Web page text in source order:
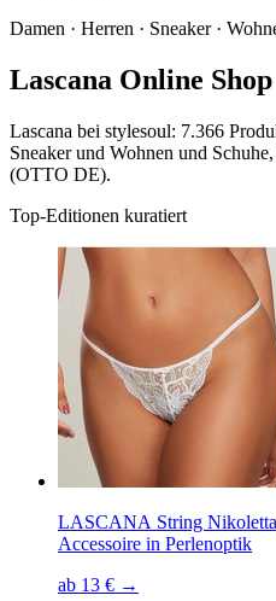
Damen · Herren · Sneaker ·
Lascana Online Shop
Lascana bei stylesoul: 7.366
Sneaker und Wohnen und
(OTTO DE).
Top-Editionen kuratiert
LASCANA String
Accessoire in Perlenoptik
ab 13 € →